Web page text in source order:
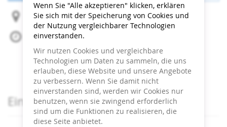
Heidi Horten Collection
Fr, 29. August 2025
Beginn:
16:00 Uhr
Ende:16:30Uhr
Zum Kalender hinzufügen
Produkte
Eintrittskarten
Wenn Sie "Alle akzeptieren" klicken, erklären
Sie sich mit der Speicherung von Cookies und
der Nutzung vergleichbarer Technologien
einverstanden.
Wir nutzen Cookies und vergleichbare
Technologien um Daten zu sammeln, die uns
erlauben, diese Website und unsere Angebote
zu verbessern. Wenn Sie damit nicht
einverstanden sind, werden wir Cookies nur
benutzen, wenn sie zwingend erforderlich
sind um die Funktionen zu realisieren, die
diese Seite anbietet.